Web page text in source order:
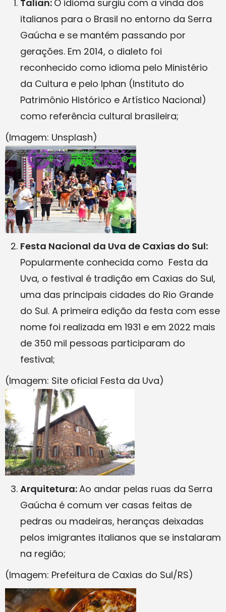
Talian: O idioma surgiu com a vinda dos
italianos para o Brasil no entorno da Serra
Gaúcha e se mantém passando por
gerações. Em 2014, o dialeto foi
reconhecido como idioma pelo Ministério
da Cultura e pelo Iphan (Instituto do
Patrimônio Histórico e Artístico Nacional)
como referência cultural brasileira;
(Imagem: Unsplash)
Festa Nacional da Uva de Caxias do Sul:
Popularmente conhecida como Festa da
Uva, o festival é tradição em Caxias do Sul,
uma das principais cidades do Rio Grande
do Sul. A primeira edição da festa com esse
nome foi realizada em 1931 e em 2022 mais
de 350 mil pessoas participaram do
festival;
(Imagem: Site oficial Festa da Uva)
Arquitetura:Ao andar pelas ruas da Serra
Gaúcha é comum ver casas feitas de
pedras ou madeiras, heranças deixadas
pelos imigrantes italianos que se instalaram
na região;
(Imagem: Prefeitura de Caxias do Sul/RS)